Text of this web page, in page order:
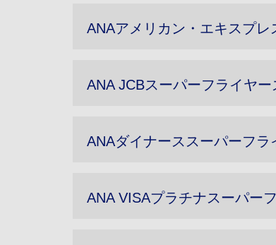
ANAアメリカン・エキスプ
ANA JCBスーパーフライヤ
ANAダイナーススーパーフ
ANA VISAプラチナスーパー